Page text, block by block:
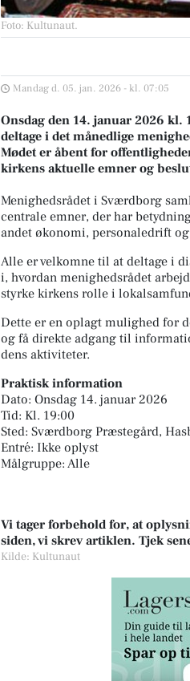
Foto: Kultunaut.
Mandag d. 05. jan. 2026 - kl. 07:05
Onsdag den 14. januar 2026
deltage i det månedlige
Mødet er åbent for
kirkens aktuelle emner og
Menighedsrådet i Sværdborg
centrale emner, der har
andet økonomi, personaledrift
Alle er velkomne til at deltage i
i, hvordan menighedsrådet
styrke kirkens rolle i
Dette er en oplagt mulighed for
og få direkte adgang til
dens aktiviteter.
Praktisk information
Dato: Onsdag 14. januar 2026
Tid: Kl. 19:00
Sted: Sværdborg Præstegård,
Entré: Ikke oplyst
Målgruppe: Alle
Vi tager forbehold for, at
siden, vi skrev artiklen. Tjek
Kilde: Kultunaut